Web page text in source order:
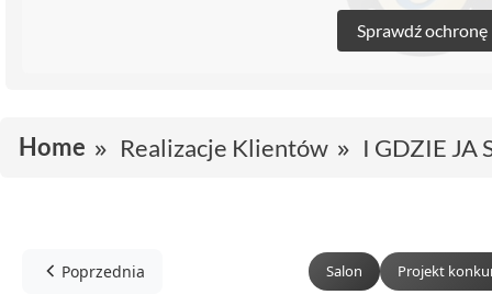
Sprawdź ochronę
Home Realizacje Klientów I GDZIE JA
Poprzednia Salon Projekt